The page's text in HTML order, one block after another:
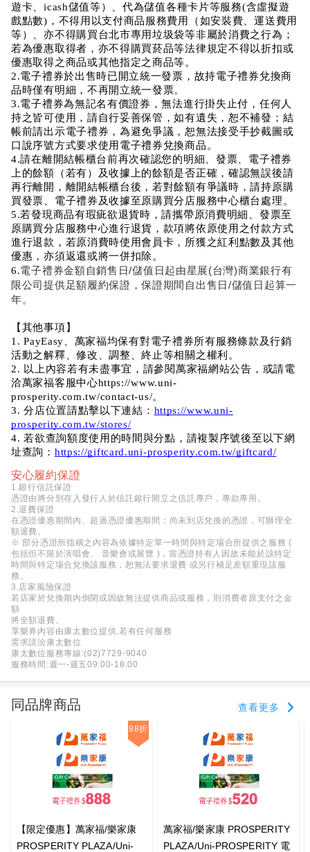
遊卡、icash儲值等）、代為儲值各種卡片等服務(含虛擬遊
戲點數)，不得用以支付商品服務費用（如安裝費、運送費用
等）、亦不得購買台北市專用垃圾袋等非屬於消費之行為；
若為優惠取得者，亦不得購買菸品等法律規定不得以折扣或
優惠取得之商品或其他指定之商品等。
2.電子禮券於出售時已開立統一發票，故持電子禮券兌換商
品時僅有明細，不再開立統一發票。
3.電子禮券為無記名有價證券，無法進行掛失止付，任何人
持之皆可使用，請自行妥善保管，如有遺失，恕不補發；結
帳前請出示電子禮券，為避免爭議，恕無法接受手抄截圖或
口說序號方式要求使用電子禮券兌換商品。
4.請在離開結帳櫃台前再次確認您的明細、發票、電子禮券
上的餘額（若有）及收據上的餘額是否正確，確認無誤後請
再行離開，離開結帳櫃台後，若對餘額有爭議時，請持原購
買發票、電子禮券及收據至原購買分店服務中心櫃台處理。
5.若發現商品有瑕疵欲退貨時，請攜帶原消費明細、發票至
原購買分店服務中心進行退貨，款項將依原使用之付款方式
進行退款，若原消費時使用會員卡，所獲之紅利點數及其他
優惠，亦須返還或將一併扣除。
6.電子禮券金額自銷售日/儲值日起由星展(台灣)商業銀行有
限公司提供足額履約保證，保證期間自出售日/儲值日起算一
年。
【其他事項】
1. PayEasy、萬家福均保有對電子禮券所有服務條款及行銷
活動之解釋、修改、調整、終止等相關之權利。
2. 以上內容若有未盡事宜，請參閱萬家福網站公告，或請電
洽萬家福客服中心https://www.uni-
prosperity.com.tw/contact-us/。
3. 分店位置請點擊以下連結： https://www.uni-
prosperity.com.tw/stores/
4. 若欲查詢額度使用的時間與分點，請複製序號後至以下網
址查詢： https://giftcard.uni-prosperity.com.tw/giftcard/
安心履約保證
1.銀行信託保證
憑證由將分別存入發行人於信託銀行開立之信託專戶，專款專用。
2.退費保證
在憑證優惠期間內、超過憑證優惠期間：尚未到店兌換的憑證，可辦理全
額退費。
※ 部分憑證所指稱之內容為依據特定單一時間與特定場合所提供之服務 (
包括但不限於演唱會、 音樂會或展覽 )，當憑證持有人因故未能於該特定
時間與特定場合兌換該服務，恕無法要求退費 或另行補足差額重現該服
務。
3.店家風險保證
若店家於兌換期內倒閉或因故無法提供商品或服務，則消費者原支付之金
額
將全額退費。
享樂券內容由康太數位提供,若有任何服務
需求請洽康太數位
康太數位服務專線:(02)7729-9040
服務時間:週一-週五09:00-18:00
同品牌商品 查看更多
98折
【限定優惠】萬家福/樂家康
PROSPERITY PLAZA/Uni-
萬家福/樂家康 PROSPERITY
PLAZA/Uni-PROSPERITY 電